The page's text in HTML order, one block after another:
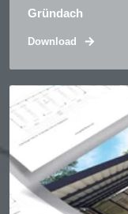
Gründach
Download